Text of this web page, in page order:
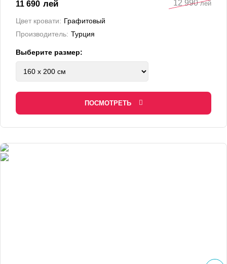
11 690 лей 12 990 лей
Цвет кровати: Графитовый
Производитель: Турция
Выберите размер:
ПОСМОТРЕТЬ